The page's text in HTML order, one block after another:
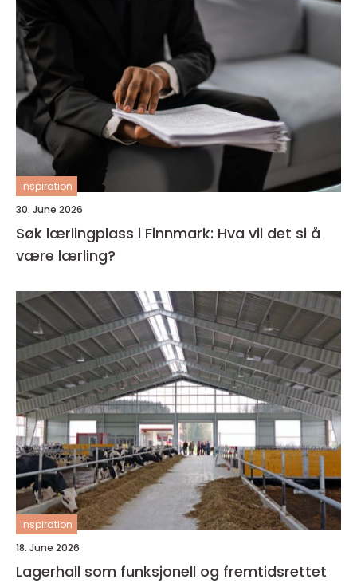
inspiration
30. June 2026
Søk lærlingplass i Finnmark: Hva vil det si å
være lærling?
inspiration
18. June 2026
Lagerhall som funksjonell og fremtidsrettet